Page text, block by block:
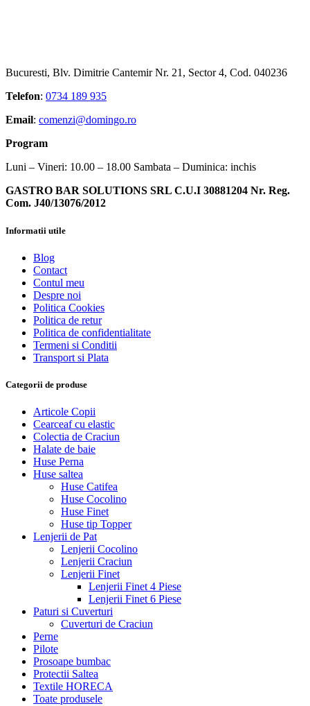
Bucuresti, Blv. Dimitrie Cantemir Nr. 21, Sector 4, Cod. 040236
Telefon: 0734 189 935
Email: comenzi@domingo.ro
Program
Luni – Vineri: 10.00 – 18.00 Sambata – Duminica: inchis
GASTRO BAR SOLUTIONS SRL C.U.I 30881204 Nr. Reg.
Com. J40/13076/2012
Informatii utile
Blog
Contact
Contul meu
Despre noi
Politica Cookies
Politica de retur
Politica de confidentialitate
Termeni si Conditii
Transport si Plata
Categorii de produse
Articole Copii
Cearceaf cu elastic
Colectia de Craciun
Halate de baie
Huse Perna
Huse saltea
Huse Catifea
Huse Cocolino
Huse Finet
Huse tip Topper
Lenjerii de Pat
Lenjerii Cocolino
Lenjerii Craciun
Lenjerii Finet
Lenjerii Finet 4 Piese
Lenjerii Finet 6 Piese
Paturi si Cuverturi
Cuverturi de Craciun
Perne
Pilote
Prosoape bumbac
Protectii Saltea
Textile HORECA
Toate produsele